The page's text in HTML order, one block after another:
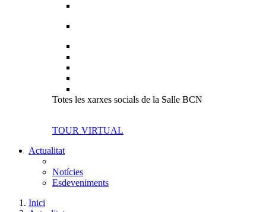
Totes les xarxes socials de la Salle BCN
TOUR VIRTUAL
Actualitat
Notícies
Esdeveniments
Inici